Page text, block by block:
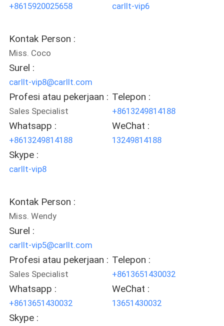
+8615920025658 carllt-vip6
Kontak Person :
Miss. Coco
Surel :
carllt-vip8@carllt.com
Profesi atau pekerjaan :
Sales Specialist
Telepon :
+8613249814188
Whatsapp :
+8613249814188
WeChat :
13249814188
Skype :
carllt-vip8
Kontak Person :
Miss. Wendy
Surel :
carllt-vip5@carllt.com
Profesi atau pekerjaan :
Sales Specialist
Telepon :
+8613651430032
Whatsapp :
+8613651430032
WeChat :
13651430032
Skype :